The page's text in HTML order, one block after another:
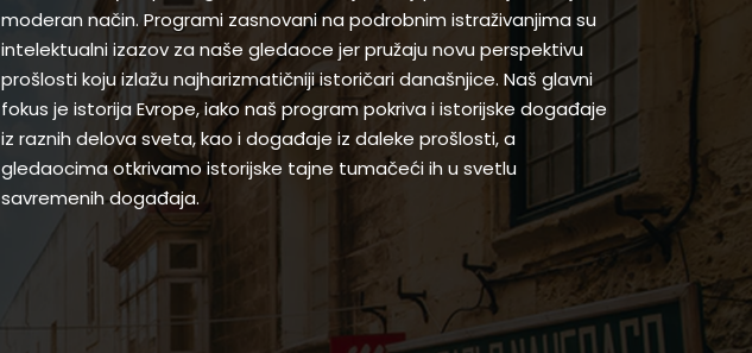
moderan način. Programi zasnovani na podrobnim istraživanjima su
intelektualni izazov za naše gledaoce jer pružaju novu perspektivu
prošlosti koju izlažu najharizmatičniji istoričari današnjice. Naš glavni
fokus je istorija Evrope, iako naš program pokriva i istorijske događaje
iz raznih delova sveta, kao i događaje iz daleke prošlosti, a
gledaocima otkrivamo istorijske tajne tumačeći ih u svetlu
savremenih događaja.